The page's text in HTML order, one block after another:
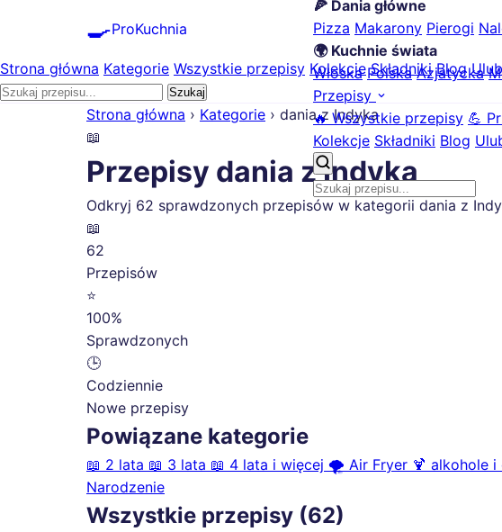
🍳ProKuchnia
🍕 Dania główne
Pizza Makarony Pierogi
🌍 Kuchnie świata
Włoska Polska Azjatycka
Przepisy
🔥 Wszystkie przepisy 💪
Kolekcje Składniki Blog
Strona główna Kategorie Wszystkie przepisy Kolekcje Składniki Blog
Szukaj
Strona główna › Kategorie › dania z Indyka
📖
Przepisy dania z Indyka
Odkryj 62 sprawdzonych przepisów w kategorii dania z
📖
62
Przepisów
⭐
100%
Sprawdzonych
🕒
Codziennie
Nowe przepisy
Powiązane kategorie
📖 2 lata 📖 3 lata 📖 4 lata i więcej 🌪️ Air Fryer 🍹 alkohole i
Narodzenie
Wszystkie przepisy (62)